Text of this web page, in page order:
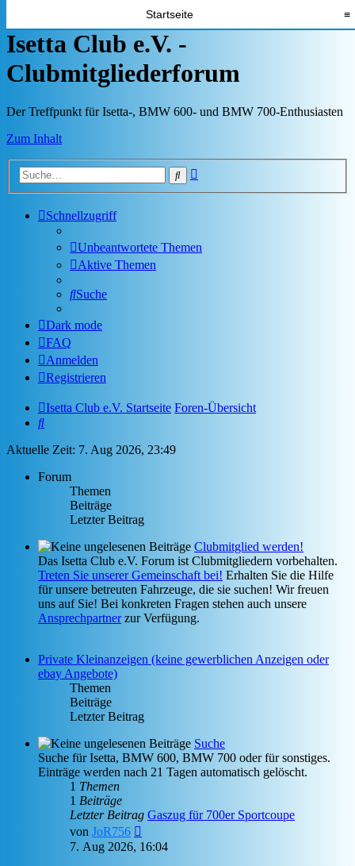
Startseite ≡
Isetta Club e.V. -
Clubmitgliederforum
Der Treffpunkt für Isetta-, BMW 600- und BMW 700-Enthusiasten
Zum Inhalt
Suche
Schnellzugriff
Unbeantwortete Themen
Aktive Themen
Suche
Dark mode
FAQ
Anmelden
Registrieren
Isetta Club e.V. Startseite Foren-Übersicht
Suche
Aktuelle Zeit: 7. Aug 2026, 23:49
Forum
Themen
Beiträge
Letzter Beitrag
Clubmitglied werden!
Das Isetta Club e.V. Forum ist Clubmitgliedern vorbehalten.
Treten Sie unserer Gemeinschaft bei! Erhalten Sie die Hilfe
für unsere betreuten Fahrzeuge, die sie suchen! Wir freuen
uns auf Sie! Bei konkreten Fragen stehen auch unsere
Ansprechpartnerzur Verfügung.
Private Kleinanzeigen (keine gewerblichen Anzeigen oder
ebay Angebote)
Themen
Beiträge
Letzter Beitrag
Suche
Suche für Isetta, BMW 600, BMW 700 oder für sonstiges.
Einträge werden nach 21 Tagen automatisch gelöscht.
1 Themen
1 Beiträge
Letzter Beitrag Gaszug für 700er Sportcoupe
von JoR756
Beitrag
7. Aug 2026, 16:04